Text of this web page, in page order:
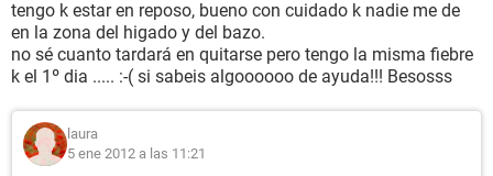
tengo k estar en reposo, bueno con cuidado k nadie me de
en la zona del higado y del bazo.
no sé cuanto tardará en quitarse pero tengo la misma fiebre
k el 1º dia ..... :-( si sabeis algoooooo de ayuda!!! Besosss
laura
5 ene 2012 a las 11:21